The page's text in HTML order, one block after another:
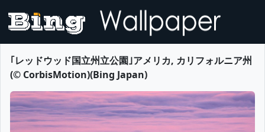
｢レッドウッド国立州立公園｣アメリカ, カリフォルニア州
(© CorbisMotion)(Bing Japan)